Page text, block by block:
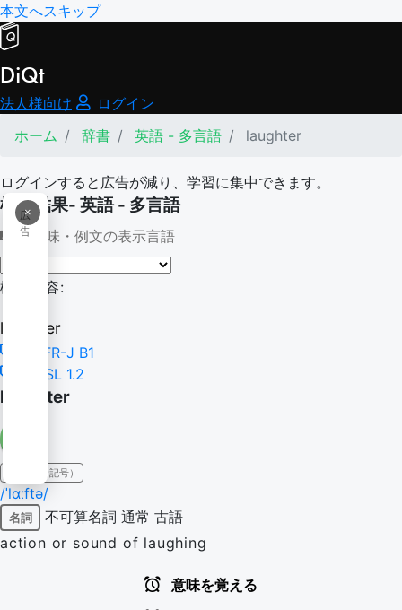
本文へスキップ
DiQt
法人様向け
ログイン
ホーム
辞書 英語 - 多言語 laughter
ログインすると広告が減り、学習に集中できます。
×
広
告
検索結果- 英語 - 多言語
意味・例文の表示言語
検索内容:
laughter
CEFR-J B1
NGSL 1.2
laughter
IPA（発音記号）
/ˈlɑːftə/
名詞 不可算名詞 通常 古語
action or sound of laughing
意味を覚える